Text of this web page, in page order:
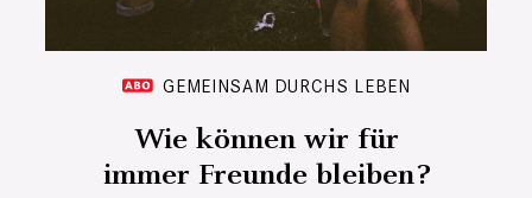
GEMEINSAM DURCHS LEBEN
Wie können wir für
immer Freunde bleiben?